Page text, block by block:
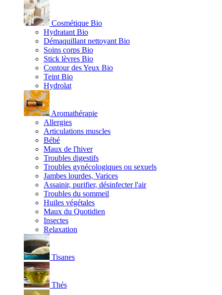
Cosmétique Bio
Hydratant Bio
Démaquillant nettoyant Bio
Soins corps Bio
Stick lèvres Bio
Contour des Yeux Bio
Teint Bio
Hydrolat
Aromathérapie
Allergies
Articulations muscles
Bébé
Maux de l'hiver
Troubles digestifs
Troubles gynécologiques ou sexuels
Jambes lourdes, Varices
Assainir, purifier, désinfecter l'air
Troubles du sommeil
Huiles végétales
Maux du Quotidien
Insectes
Relaxation
Tisanes
Thés